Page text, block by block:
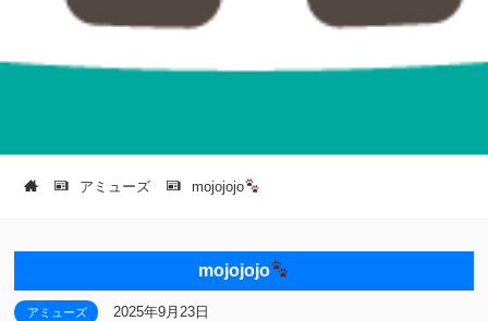
アミューズ mojojojo
mojojojo
アミューズ 2025年9月23日